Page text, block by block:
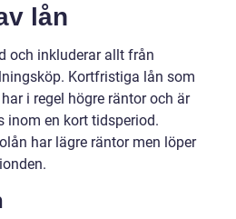
lån
och inkluderar allt från
Kortfristiga lån som
i regel högre räntor och är
inom en kort tidsperiod.
har lägre räntor men löper